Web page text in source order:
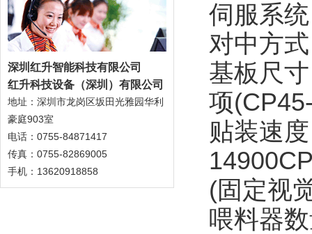
深圳红升智能科技有限公司
红升科技设备（深圳）有限公司
地址：深圳市龙岗区坂田光雅园华利
豪庭903室
电话：0755-84871417
传真：0755-82869005
手机：13620918858
伺服系
对中方
基板尺
项
贴装速
(固定视
喂料器